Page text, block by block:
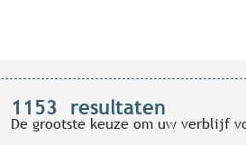
1153 resultaten
De grootste keuze om uw verblijf